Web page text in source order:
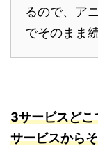
るので、ア
でそのまま
3サービスどこ
サービスから